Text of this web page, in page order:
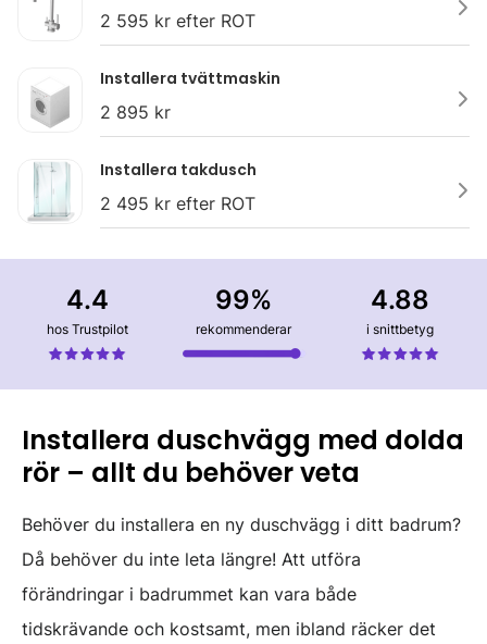
2 595 kr efter ROT
Installera tvättmaskin
2 895 kr
Installera takdusch
2 495 kr efter ROT
4.4
hos Trustpilot
99%
rekommenderar
4.88
i snittbetyg
Installera duschvägg med dolda
rör – allt du behöver veta
Behöver du installera en ny duschvägg i ditt badrum?
Då behöver du inte leta längre! Att utföra
förändringar i badrummet kan vara både
tidskrävande och kostsamt, men ibland räcker det